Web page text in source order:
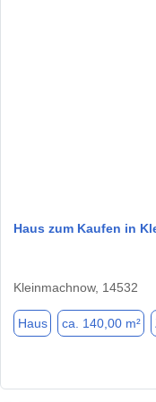
Haus zum Kaufen in
Kleinmachnow, 14532
Haus ca. 140,00 m²